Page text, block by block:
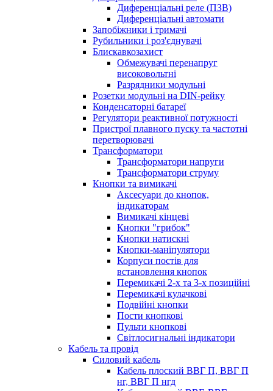
Диференціальні реле (ПЗВ)
Диференціальні автомати
Запобіжники і тримачі
Рубильники і роз'єднувачі
Блискавкозахист
Обмежувачі перенапруг
високовольтні
Разрядники модульні
Розетки модульні на DIN-рейку
Конденсаторні батареї
Регулятори реактивної потужності
Пристрої плавного пуску та частотні
перетворювачі
Трансформатори
Трансформатори напруги
Трансформатори струму
Кнопки та вимикачі
Аксесуари до кнопок,
індикаторам
Вимикачі кінцеві
Кнопки "грибок"
Кнопки натискні
Кнопки-маніпулятори
Корпуси постів для
встановлення кнопок
Перемикачі 2-х та 3-х позиційні
Перемикачі кулачкові
Подвійні кнопки
Пости кнопкові
Пульти кнопкові
Світлосигнальні індикатори
Кабель та провід
Силовий кабель
Кабель плоский ВВГ П, ВВГ П
нг, ВВГ П нгд